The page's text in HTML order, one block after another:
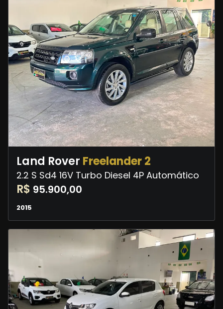
Land Rover Freelander 2
2.2 S Sd4 16V Turbo Diesel 4P Automático
R$ 95.900,00
2015